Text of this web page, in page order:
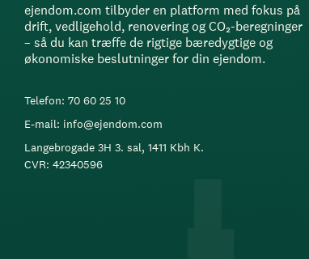
ejendom.com tilbyder en platform med fokus på
drift, vedligehold, renovering og CO₂-beregninger
– så du kan træffe de rigtige bæredygtige og
økonomiske beslutninger for din ejendom.
Telefon: 70 60 25 10
E-mail: info@ejendom.com
Langebrogade 3H 3. sal, 1411 Kbh K.
CVR: 42340596